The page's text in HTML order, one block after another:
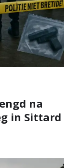
na
in Sittard